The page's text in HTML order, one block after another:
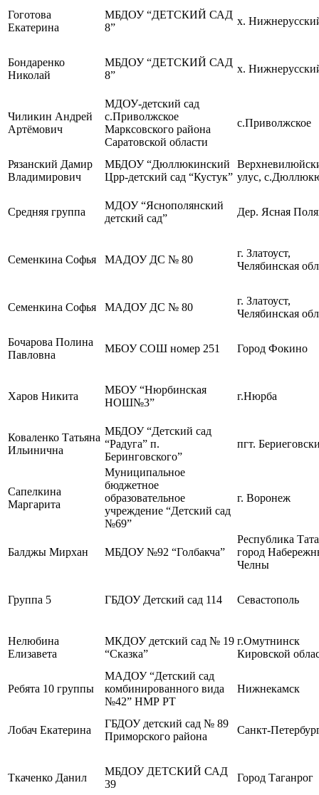
Гоготова
Екатерина
МБДОУ “ДЕТСКИЙ САД
8”
х.
Бондаренко
Николай
МБДОУ “ДЕТСКИЙ САД
8”
х.
Чиликин Андрей
Артёмович
МДОУ-детский сад
с.Приволжское
Марксовского района
Саратовской области
с.Приволжское
Рязанский Дамир
Владимирович
МБДОУ “Дюллюкинский
Црр-детский сад “Кустук” улус,
Средняя группа
МДОУ “Яснополянский
детский сад”
Дер. Ясная
Семенкина Софья МАДОУ ДС № 80
г. Златоуст,
Челябинская
Семенкина Софья МАДОУ ДС № 80
г. Златоуст,
Челябинская
Бочарова Полина
Павловна
МБОУ СОШ номер 251 Город Фокино
Харов Никита
МБОУ “Нюрбинская
НОШ№3”
г.Нюрба
Коваленко Татьяна
Ильинична
МБДОУ “Детский сад
“Радуга” п.
Беринговского”
пгт.
Сапелкина
Маргарита
Муниципальное
бюджетное
образовательное
учреждение “Детский сад
№69”
г. Воронеж
Балджы Мирхан МБДОУ №92 “Голбакча”
Республика
город
Челны
Группа 5 ГБДОУ Детский сад 114 Севастополь
Нелюбина
Елизавета
МКДОУ детский сад № 19
“Сказка”
г.Омутнинск
Кировской
Ребята 10 группы
МАДОУ “Детский сад
комбинированного вида
№42” НМР РТ
Нижнекамск
Лобач Екатерина
ГБДОУ детский сад № 89
Приморского района
Санкт-
Ткаченко Данил
МБДОУ ДЕТСКИЙ САД
39
Город Таганрог